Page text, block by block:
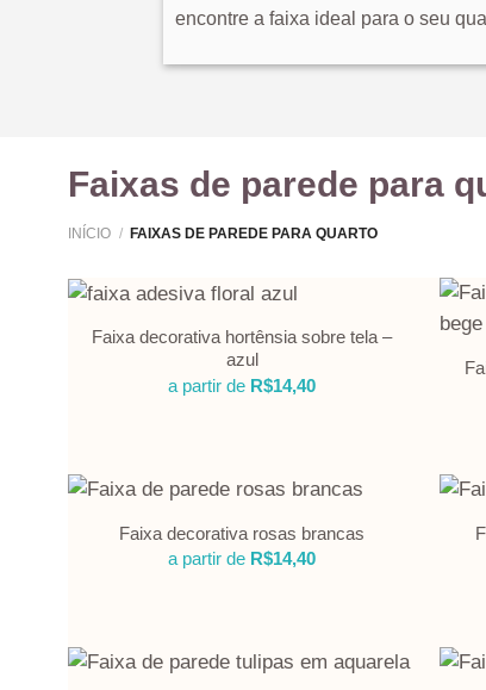
encontre a faixa ideal para o seu
Faixas de parede para
INÍCIO / FAIXAS DE PAREDE PARA QUARTO
Faixa decorativa hortênsia sobre tela –
azul
a partir de R$14,40
Faixa decorativa rosas brancas
a partir de R$14,40